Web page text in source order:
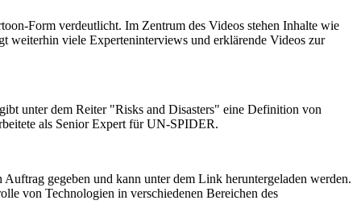
Form verdeutlicht. Im Zentrum des Videos stehen Inhalte wie
viele Experteninterviews und erklärende Videos zur
unter dem Reiter "Risks and Disasters" eine Definition von
als Senior Expert für UN-SPIDER.
gegeben und kann unter dem Link heruntergeladen werden.
von Technologien in verschiedenen Bereichen des